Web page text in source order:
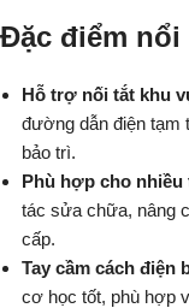
Đặc điểm nổi
Hỗ trợ nối tắt khu
đường dẫn điện tạm
bảo trì.
Phù hợp cho
tác sửa chữa, nâng
cấp.
Tay cầm cách điện
cơ học tốt, phù hợp